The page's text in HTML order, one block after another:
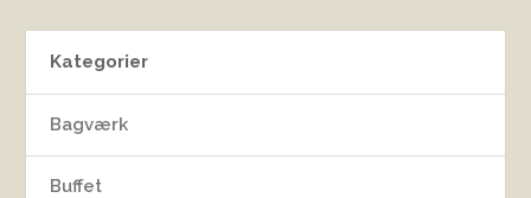
Kategorier
Bagværk
Buffet